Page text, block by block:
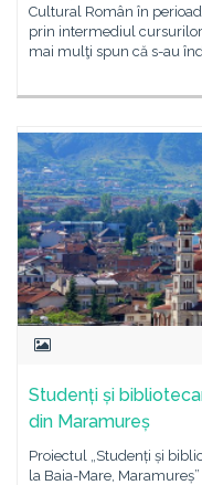
Cultural Român în
prin intermediul
mai mulţi spun că s-au
Studenți și
din Maramureș
Proiectul „Studenți și
la Baia-Mare,